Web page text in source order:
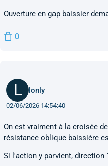
Ouverture en gap baissier
0
lonly
02/06/2026 14:54:40
On est vraiment à la croisée
résistance oblique baissière
Si l'action y parvient, direction